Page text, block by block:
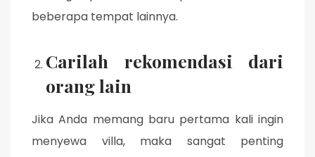
beberapa tempat lainnya.
Carilah rekomendasi dari
orang lain
Jika Anda memang baru pertama kali ingin
menyewa villa, maka sangat penting